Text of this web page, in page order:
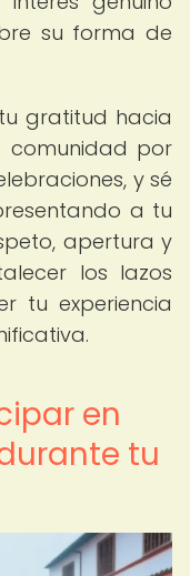
su forma de
gratitud hacia
comunidad por
y sé
a tu
apertura y
los lazos
tu experiencia
en
tu